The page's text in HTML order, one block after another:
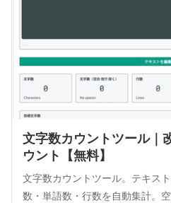
文字数カウントツール｜
ウント【無料】
文字数カウントツール。テキス
数・単語数・行数を自動集計。